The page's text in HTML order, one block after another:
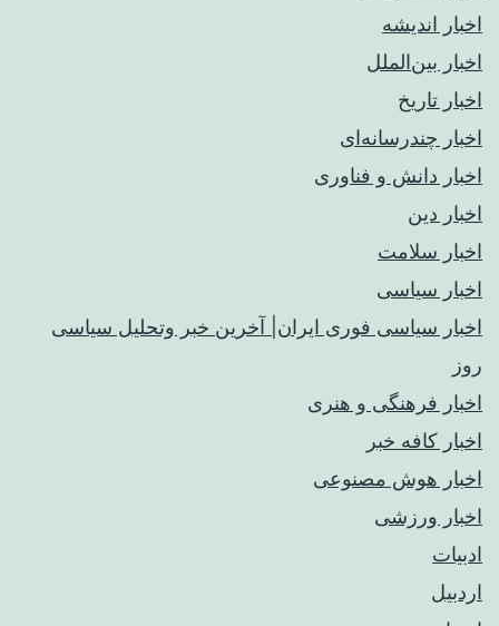
اخبار اندیشه
اخبار بین‌الملل
اخبار تاریخ
اخبار چندرسانه‌ای
اخبار دانش و فناوری
اخبار دین
اخبار سلامت
اخبار سیاسی
اخبار سیاسی فوری ایران| آخرین خبر وتحلیل سیاسی
روز
اخبار فرهنگی و هنری
اخبار کافه خبر
اخبار هوش مصنوعی
اخبار ورزشی
ادبیات
اردبیل